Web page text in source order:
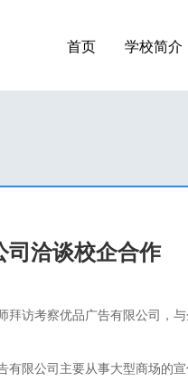
首页 学校简介
司洽谈校企合作
拜访考察优品广告有限公司，
有限公司主要从事大型商场的